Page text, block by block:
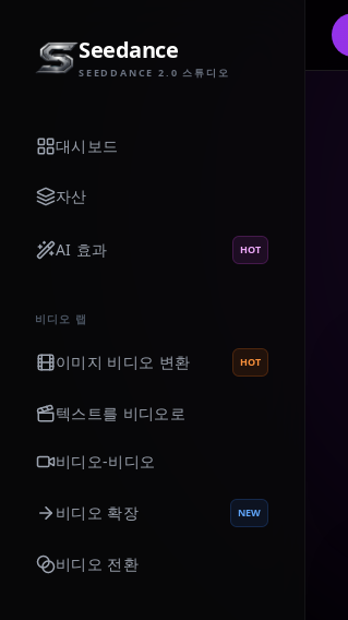
Seedance
SEEDDANCE 2.0 스튜디오
대시보드
자산
AI 효과 HOT
비디오 랩
이미지 비디오 변환 HOT
텍스트를 비디오로
비디오-비디오
비디오 확장 NEW
비디오 전환